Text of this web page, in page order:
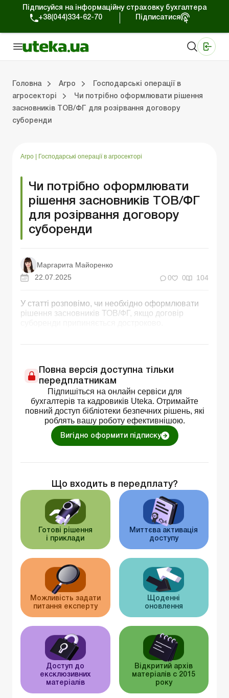
Підписуйся на інформаційну страховку бухгалтера
+38(044)334-62-70
Підписатися
Головна Агро
Господарські операції в
агросекторі
Чи потрібно оформлювати рішення
засновників ТОВ/ФГ для розірвання договору
суборенди
Агро Господарські операції в агросекторі
Чи потрібно оформлювати
рішення засновників ТОВ/ФГ
для розірвання договору
суборенди
Маргарита Майоренко
22.07.2025
0 0 104
У статті розповімо, чи необхідно оформлювати
рішення засновників ТОВ/ФГ, якщо договір
Повна версія доступна тільки
передплатникам
Підпишіться на онлайн сервіси для
бухгалтерів та кадровиків Uteka. Отримайте
повний доступ бібліотеки безпечних рішень, які
роблять вашу роботу ефективнішою.
Вигідно оформити підписку
Що входить в передплату?
Готові рішення
і приклади
Миттєва активація
доступу
Можливість задати
питання експерту
Щоденні
оновлення
Доступ до
ексклюзивних
матеріалів
Відкритий архів
матеріалів c 2015
року